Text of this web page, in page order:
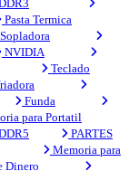
Pasta Termica
Sopladora
NVIDIA
Teclado
Funda
para Portatil
PARTES
Memoria para
Dinero